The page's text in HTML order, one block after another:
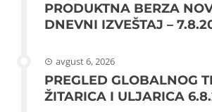
PRODUKTNA BERZA
DNEVNI IZVEŠTAJ –
avgust 6, 2026
PREGLED GLOBALNOG
ŽITARICA I ULJARICA